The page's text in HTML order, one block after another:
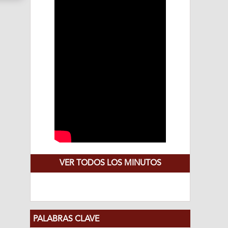
VER TODOS LOS MINUTOS
PALABRAS CLAVE